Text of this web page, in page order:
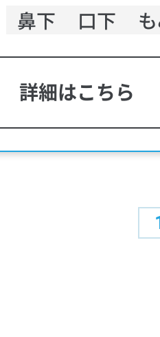
鼻下 口下
詳細はこちら